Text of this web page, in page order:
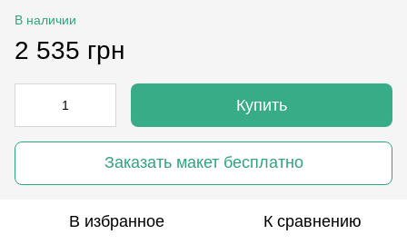
В наличии
2 535 грн
Купить
Заказать макет бесплатно
В избранное К сравнению